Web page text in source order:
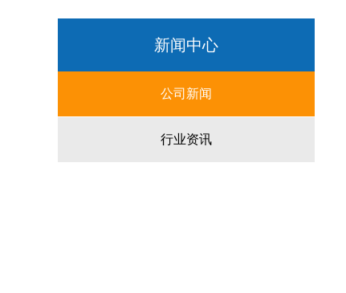
新闻中心
公司新闻
行业资讯